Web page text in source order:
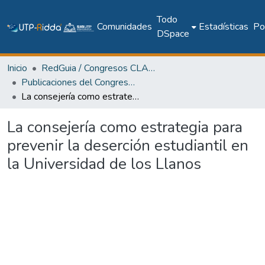
Comunidades
Todo
DSpace
Estadísticas
Inicio
RedGuia / Congresos CLABES
Publicaciones del Congreso Internacional CLABES
La consejería como estrategia para prevenir la deserción estudiantil en la Universidad de los Llanos
La consejería como estrategia para
prevenir la deserción estudiantil en
la Universidad de los Llanos